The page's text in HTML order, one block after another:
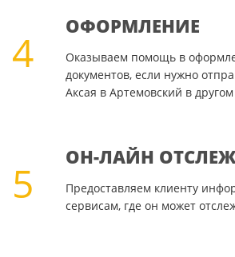
4
ОФОРМЛЕНИЕ
Оказываем помощь в
документов, если нужно
Аксая в Артемовский в другом
5
ОН-ЛАЙН
Предоставляем клиенту
сервисам, где он может